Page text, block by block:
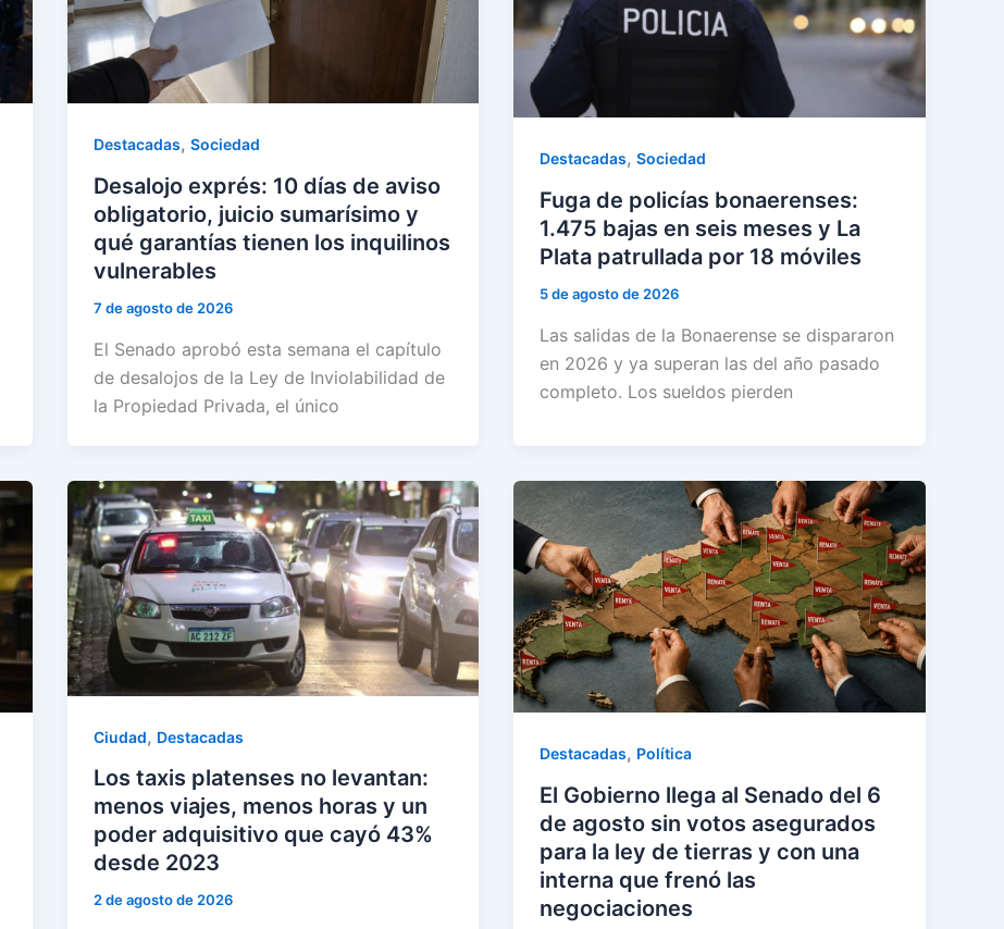
Destacadas, Sociedad
Desalojo exprés: 10 días de aviso
obligatorio, juicio sumarísimo y
qué garantías tienen los inquilinos
vulnerables
7 de agosto de 2026
El Senado aprobó esta semana el capítulo
de desalojos de la Ley de Inviolabilidad de
la Propiedad Privada, el único
Destacadas,Sociedad
Fuga de policías bonaerenses:
1.475 bajas en seis meses y La
Plata patrullada por 18 móviles
5 de agosto de 2026
Las salidas de la Bonaerense se dispararon
en 2026 y ya superan las del año pasado
completo. Los sueldos pierden
Ciudad, Destacadas
Los taxis platenses no levantan:
menos viajes, menos horas y un
poder adquisitivo que cayó 43%
desde 2023
2 de agosto de 2026
Destacadas, Política
El Gobierno llega al Senado del 6
de agosto sin votos asegurados
para la ley de tierras y con una
interna que frenó las
negociaciones